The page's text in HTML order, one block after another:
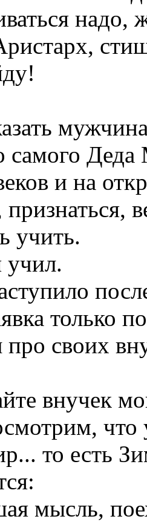
самого
и на
учить.
только
своих
внучек
что
то есть
мысль,